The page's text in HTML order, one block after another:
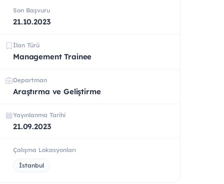
Son Başvuru
21.10.2023
İlan Türü
Management Trainee
Departman
Araştırma ve Geliştirme
Yayınlanma Tarihi
21.09.2023
Çalışma Lokasyonları
İstanbul